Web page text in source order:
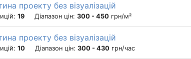
проекту без візуалізацій
19 Діапазон цін: 300 - 450 грн/м²
проекту без візуалізацій
10 Діапазон цін: 300 - 430 грн/час